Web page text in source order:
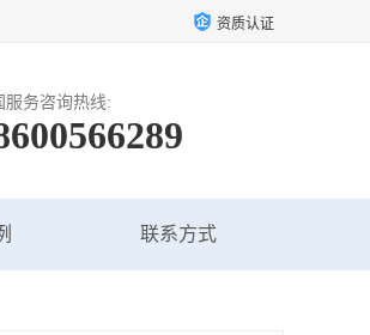
资质认证
服务咨询热线:
联系方式